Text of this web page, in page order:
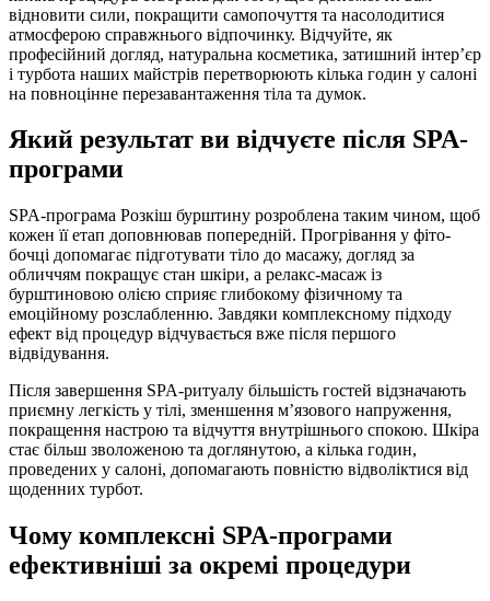
відновити сили, покращити самопочуття та насолодитися
атмосферою справжнього відпочинку. Відчуйте, як
професійний догляд, натуральна косметика, затишний інтер’єр
і турбота наших майстрів перетворюють кілька годин у салоні
на повноцінне перезавантаження тіла та думок.
Який результат ви відчуєте після SPA-
програми
SPA-програма Розкіш бурштину розроблена таким чином, щоб
кожен її етап доповнював попередній. Прогрівання у фіто-
бочці допомагає підготувати тіло до масажу, догляд за
обличчям покращує стан шкіри, а релакс-масаж із
бурштиновою олією сприяє глибокому фізичному та
емоційному розслабленню. Завдяки комплексному підходу
ефект від процедур відчувається вже після першого
відвідування.
Після завершення SPA-ритуалу більшість гостей відзначають
приємну легкість у тілі, зменшення м’язового напруження,
покращення настрою та відчуття внутрішнього спокою. Шкіра
стає більш зволоженою та доглянутою, а кілька годин,
проведених у салоні, допомагають повністю відволіктися від
щоденних турбот.
Чому комплексні SPA-програми
ефективніші за окремі процедури